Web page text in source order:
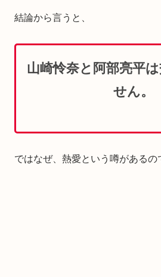
結論から言うと、
山崎怜奈と阿部亮平
せん。
ではなぜ、熱愛という噂があるの